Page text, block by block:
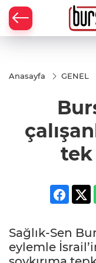
Anasayfa GENEL
tek
Sağlık-Sen
eylemle